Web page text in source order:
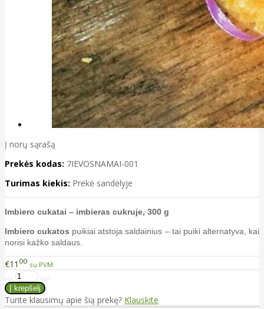
Į norų sąrašą
Prekės kodas: 7IEVOSNAMAI-001
Turimas kiekis: Prekė sandėlyje
Imbiero cukatai – imbieras cukruje, 300 g
Imbiero cukatos puikiai atstoja saldainius – tai puiki alternatyva, kai
norisi kažko saldaus.
€11 00 su PVM
Turite klausimų apie šią prekę? Klauskite